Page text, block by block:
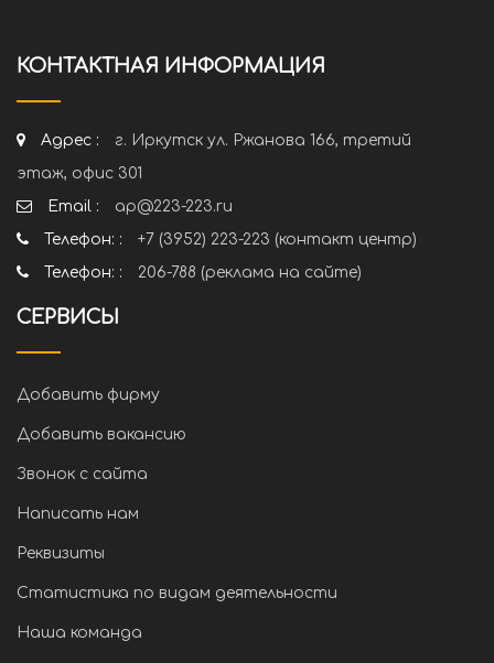
КОНТАКТНАЯ ИНФОРМАЦИЯ
Адрес :
г. Иркутск ул. Ржанова 166, третий
этаж, офис 301
Email :
ap@223-223.ru
Телефон: :
+7 (3952) 223-223 (контакт центр)
Телефон: :
206-788 (реклама на сайте)
СЕРВИСЫ
Добавить фирму
Добавить вакансию
Звонок с сайта
Написать нам
Реквизиты
Статистика по видам деятельности
Наша команда